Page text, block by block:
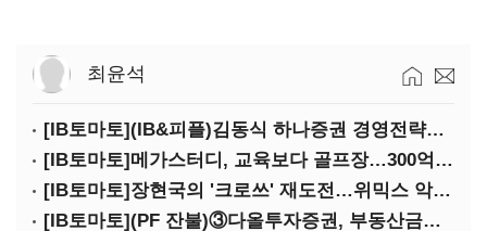
최윤석
[IB토마토](IB&피플)김동식 하나증권 경영전략본부장
[IB토마토]메가스터디, 교육보다 골프장…300억 대여 뒤 보증 리스크
[IB토마토]장현국의 '크로쓰' 재도전…위믹스 악몽 지울 수 있나
[IB토마토](PF 잔불)③다올투자증권, 부동산금융 줄였지만 정상화는 진행형